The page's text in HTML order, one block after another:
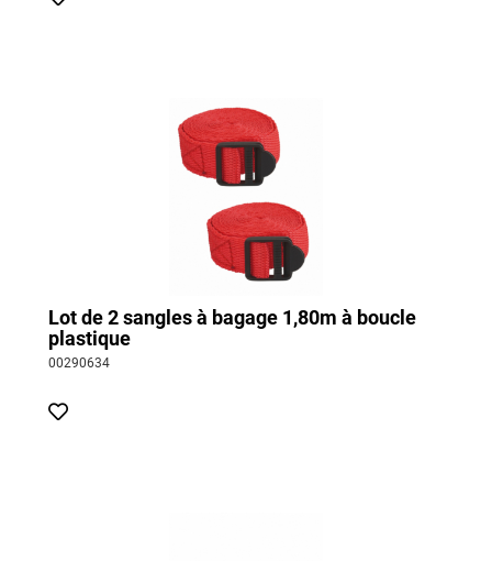
Lot de 2 sangles à bagage 1,80m à boucle
plastique
00290634